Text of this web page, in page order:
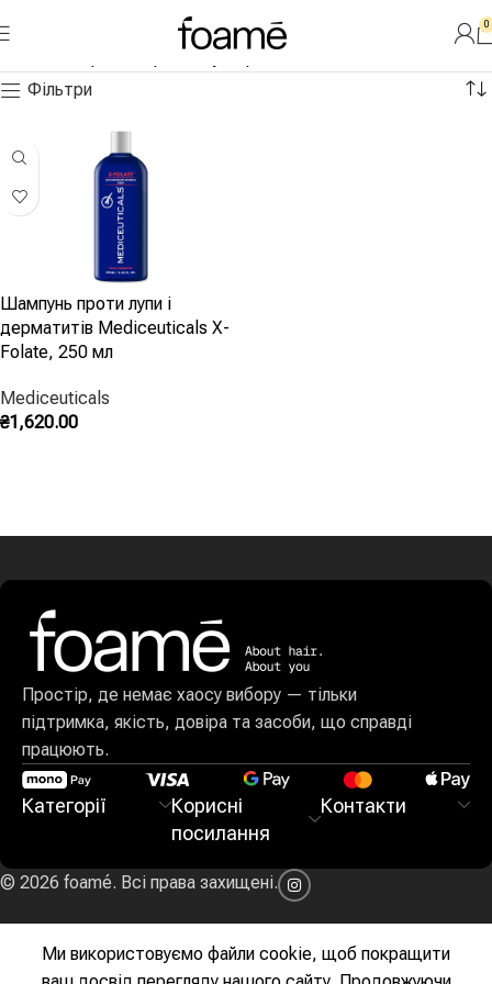
0
Читати далі
Фільтри
Шампунь проти лупи і
дерматитів Mediceuticals X-
Folate, 250 мл
Mediceuticals
₴1,620.00
Простір, де немає хаосу вибору — тільки
підтримка, якість, довіра та засоби, що справді
працюють.
Категорії
Корисні
посилання
Контакти
© 2026 foamé. Всі права захищені.
Ми використовуємо файли cookie, щоб покращити